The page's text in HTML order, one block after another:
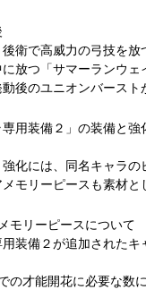
後衛で高威力の弓技を放
放つ「サマーランウェ
動後のユニオンバースト
専用装備２」の装備と
化には、同名キャラの
モリーピースも素材と
モリーピースについて
用装備２が追加された
才能開花に必要な数